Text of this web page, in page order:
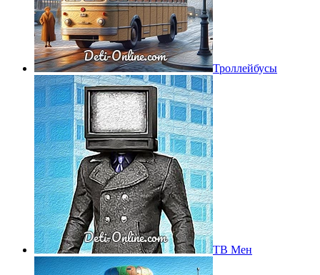
Троллейбусы
ТВ Мен